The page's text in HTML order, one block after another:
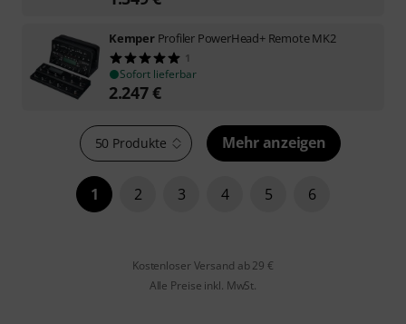
Kemper Profiler PowerHead+ Remote MK2
1
Sofort lieferbar
2.247€
50 Produkte Mehr anzeigen
1 2 3 4 5 6
Kostenloser Versand ab 29 €
Alle Preise inkl. MwSt.